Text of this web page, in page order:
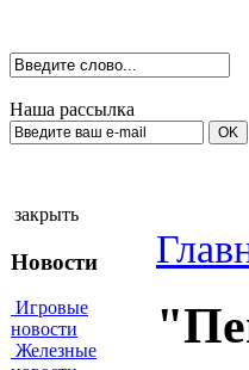
Наша рассылка
закрыть
Новости
Игровые
новости
Железные